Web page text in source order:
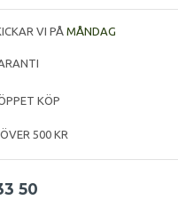
VI PÅ MÅNDAG
KÖP
500 KR
50